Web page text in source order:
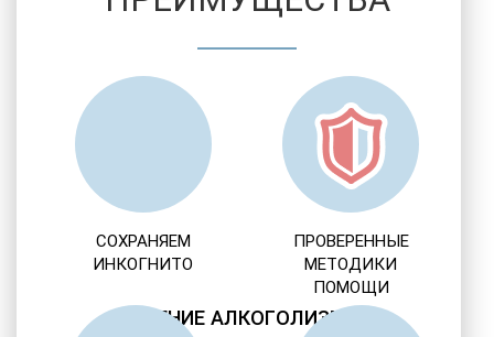
ЛЕЧЕНИЕ АЛКОГОЛИЗМА
СОХРАНЯЕМ
ИНКОГНИТО
ПРОВЕРЕННЫЕ
МЕТОДИКИ
ПОМОЩИ